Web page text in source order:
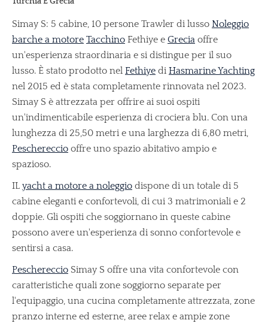
Simay S: 5 cabine, 10 persone Trawler di lusso Noleggio
barche a motore Tacchino Fethiye e Grecia offre
un'esperienza straordinaria e si distingue per il suo
lusso. È stato prodotto nel Fethiye di Hasmarine Yachting
nel 2015 ed è stata completamente rinnovata nel 2023.
Simay S è attrezzata per offrire ai suoi ospiti
un'indimenticabile esperienza di crociera blu. Con una
lunghezza di 25,50 metri e una larghezza di 6,80 metri,
Peschereccio offre uno spazio abitativo ampio e
spazioso.
IL yacht a motore a noleggio dispone di un totale di 5
cabine eleganti e confortevoli, di cui 3 matrimoniali e 2
doppie. Gli ospiti che soggiornano in queste cabine
possono avere un'esperienza di sonno confortevole e
sentirsi a casa.
Peschereccio Simay S offre una vita confortevole con
caratteristiche quali zone soggiorno separate per
l'equipaggio, una cucina completamente attrezzata, zone
pranzo interne ed esterne, aree relax e ampie zone